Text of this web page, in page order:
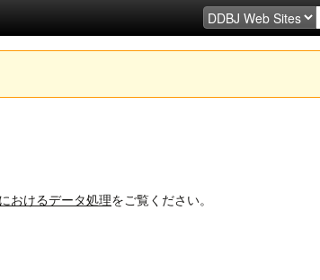
おけるデータ処理をご覧ください。